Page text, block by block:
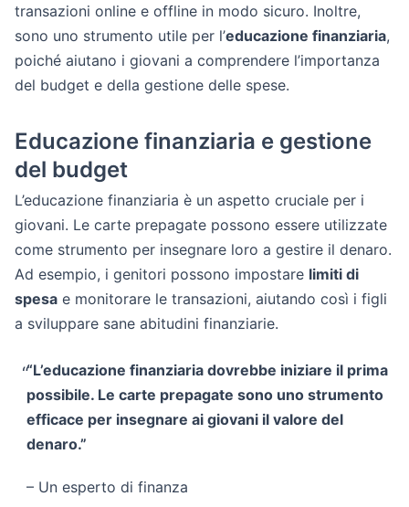
transazioni online e offline in modo sicuro. Inoltre,
sono uno strumento utile per l’educazione finanziaria,
poiché aiutano i giovani a comprendere l’importanza
del budget e della gestione delle spese.
Educazione finanziaria e gestione
del budget
L’educazione finanziaria è un aspetto cruciale per i
giovani. Le carte prepagate possono essere utilizzate
come strumento per insegnare loro a gestire il denaro.
Ad esempio, i genitori possono impostare limiti di
spesa e monitorare le transazioni, aiutando così i figli
a sviluppare sane abitudini finanziarie.
“L’educazione finanziaria dovrebbe iniziare il prima
possibile. Le carte prepagate sono uno strumento
efficace per insegnare ai giovani il valore del
denaro.”
– Un esperto di finanza